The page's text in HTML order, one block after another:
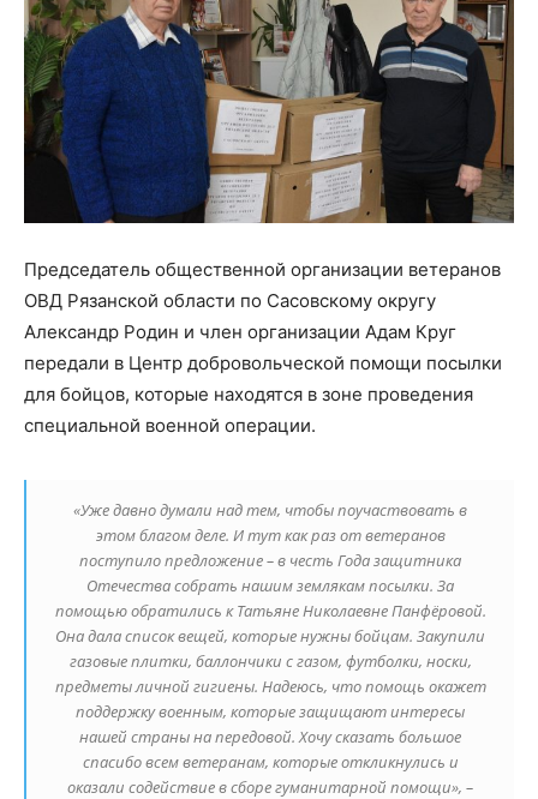
Председатель общественной организации ветеранов
ОВД Рязанской области по Сасовскому округу
Александр Родин и член организации Адам Круг
передали в Центр добровольческой помощи посылки
для бойцов, которые находятся в зоне проведения
специальной военной операции.
«Уже давно думали над тем, чтобы поучаствовать в
этом благом деле. И тут как раз от ветеранов
поступило предложение – в честь Года защитника
Отечества собрать нашим землякам посылки. За
помощью обратились к Татьяне Николаевне Панфёровой.
Она дала список вещей, которые нужны бойцам. Закупили
газовые плитки, баллончики с газом, футболки, носки,
предметы личной гигиены. Надеюсь, что помощь окажет
поддержку военным, которые защищают интересы
нашей страны на передовой. Хочу сказать большое
спасибо всем ветеранам, которые откликнулись и
оказали содействие в сборе гуманитарной помощи», –